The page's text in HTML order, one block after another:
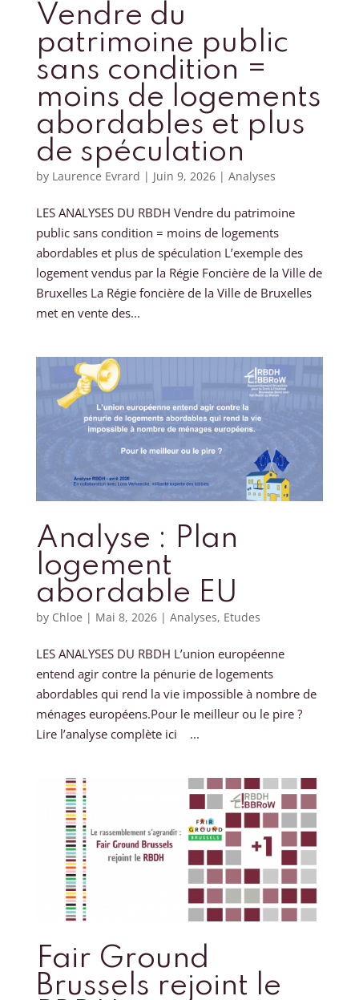
Vendre du
patrimoine public
sans condition =
moins de logements
abordables et plus
de spéculation
by Laurence Evrard | Juin 9, 2026| Analyses
LES ANALYSES DU RBDH Vendre du patrimoine
public sans condition = moins de logements
abordables et plus de spéculation L’exemple des
logement vendus par la Régie Foncière de la Ville de
Bruxelles La Régie foncière de la Ville de Bruxelles
met en vente des...
Analyse : Plan
logement
abordable EU
by Chloe | Mai 8, 2026| Analyses, Etudes
LES ANALYSES DU RBDH L’union européenne
entend agir contre la pénurie de logements
abordables qui rend la vie impossible à nombre de
ménages européens.Pour le meilleur ou le pire ?
Lire l’analyse complète ici ...
Fair Ground
Brussels rejoint le